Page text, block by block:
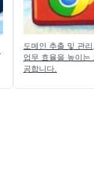
도메인 추출 및 관
업무 효율을 높이는
공합니다.